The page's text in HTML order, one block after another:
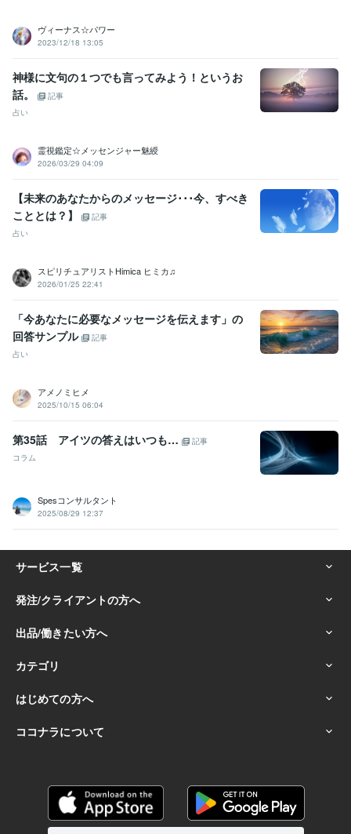
ヴィーナス☆パワー
2023/12/18 13:05
神様に文句の１つでも言ってみよう！というお
話。
記事
占い
霊視鑑定☆メッセンジャー魅綬
2026/03/29 04:09
【未来のあなたからのメッセージ･･･今、すべき
こととは？】
記事
占い
スピリチュアリストHimica ヒミカ♫
2026/01/25 22:41
「今あなたに必要なメッセージを伝えます」の
回答サンプル
記事
占い
アメノミヒメ
2025/10/15 06:04
第35話 アイツの答えはいつも…
記事
コラム
Spesコンサルタント
2025/08/29 12:37